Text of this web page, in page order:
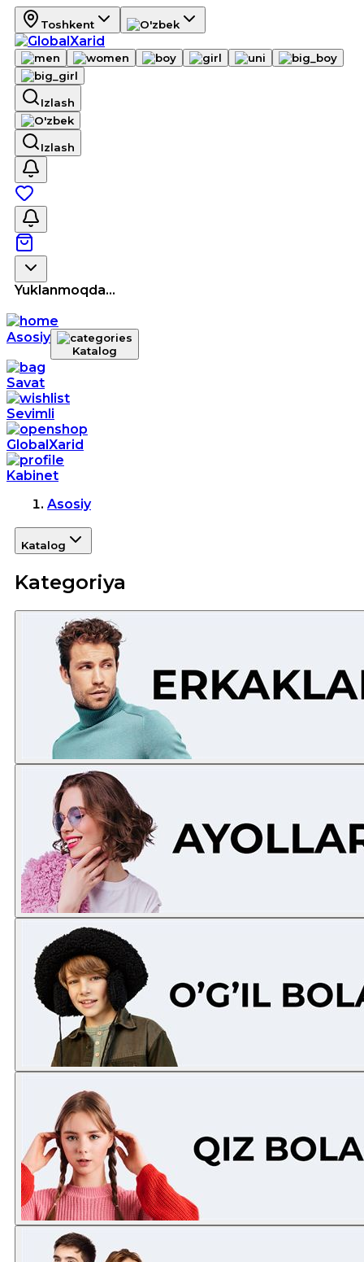
Toshkent
Izlash
Izlash
Yuklanmoqda...
Asosiy
Katalog
Savat
Sevimli
GlobalXarid
Kabinet
Asosiy
Katalog
Kategoriya